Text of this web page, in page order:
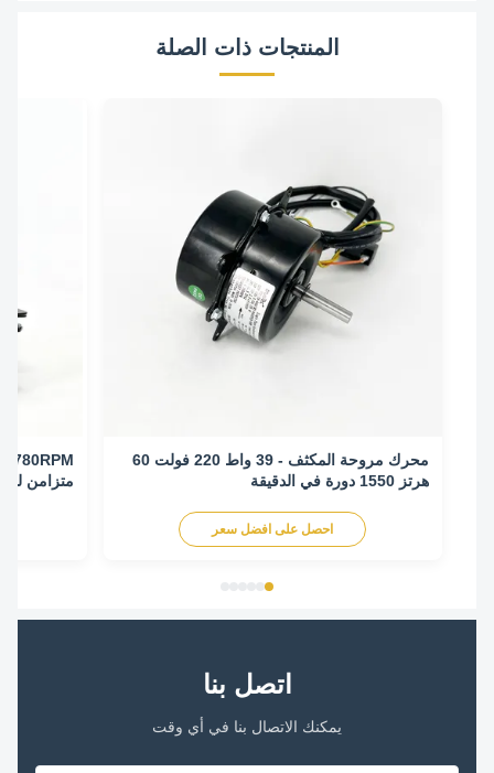
المنتجات ذات الصلة
محرك مروحة المكثف - 39 واط 220 فولت 60
احصل على افضل سعر
متزامن لتكييف
اتصل بنا
يمكنك الاتصال بنا في أي وقت